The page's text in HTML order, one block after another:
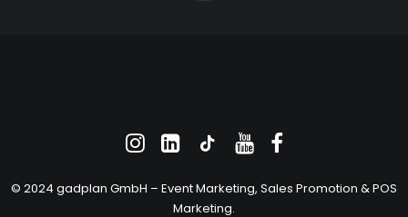
© 2024 gadplan GmbH – Event Marketing, Sales Promotion &POS
Marketing.